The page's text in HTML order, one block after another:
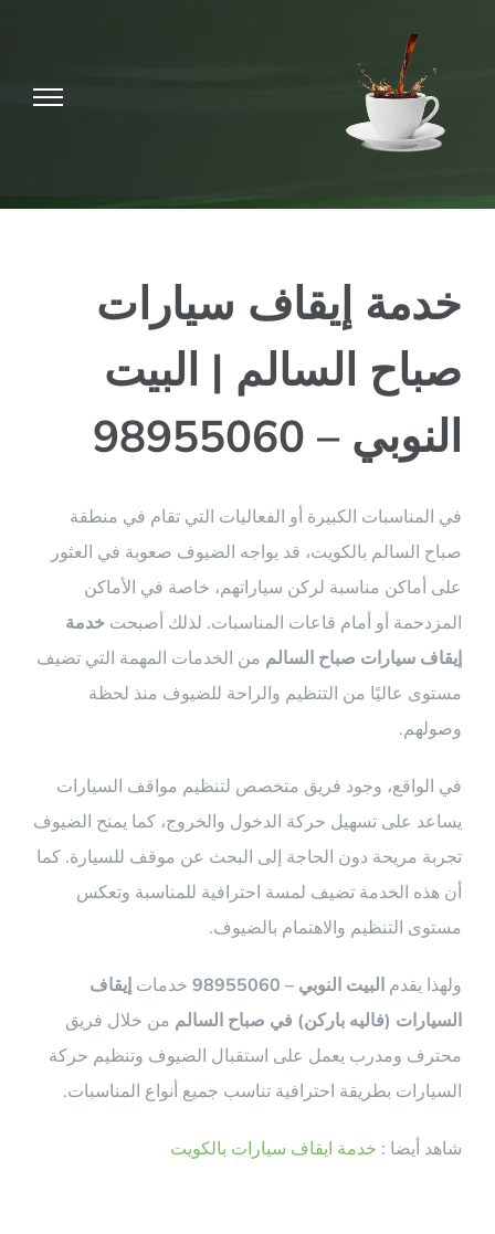
خدمة إيقاف سيارات
صباح السالم | البيت
النوبي – 98955060
في المناسبات الكبيرة أو الفعاليات التي تقام في منطقة
صباح السالم بالكويت، قد يواجه الضيوف صعوبة في العثور
على أماكن مناسبة لركن سياراتهم، خاصة في الأماكن
المزدحمة أو أمام قاعات المناسبات. لذلك أصبحت خدمة
إيقاف سيارات صباح السالم من الخدمات المهمة التي تضيف
مستوى عاليًا من التنظيم والراحة للضيوف منذ لحظة
وصولهم.
في الواقع، وجود فريق متخصص لتنظيم مواقف السيارات
يساعد على تسهيل حركة الدخول والخروج، كما يمنح الضيوف
تجربة مريحة دون الحاجة إلى البحث عن موقف للسيارة. كما
أن هذه الخدمة تضيف لمسة احترافية للمناسبة وتعكس
مستوى التنظيم والاهتمام بالضيوف.
ولهذا يقدم البيت النوبي – 98955060 خدمات إيقاف
السيارات (فاليه باركن) في صباح السالم من خلال فريق
محترف ومدرب يعمل على استقبال الضيوف وتنظيم حركة
السيارات بطريقة احترافية تناسب جميع أنواع المناسبات.
شاهد أيضا : خدمة ايقاف سيارات بالكويت